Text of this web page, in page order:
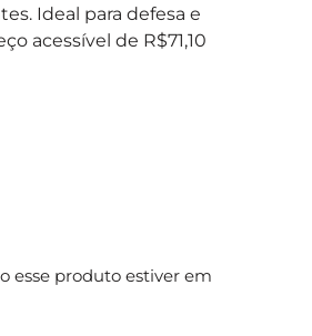
Ideal para defesa e
acessível de R$71,10
esse produto estiver em